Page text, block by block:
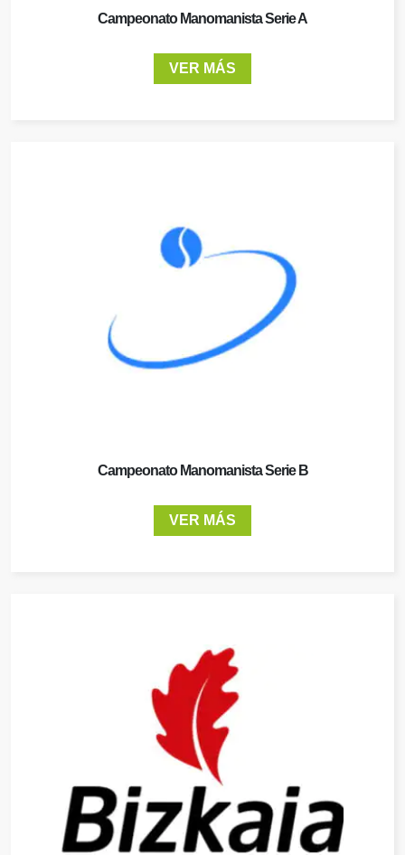
Campeonato Manomanista Serie A
VER MÁS
Campeonato Manomanista Serie B
VER MÁS